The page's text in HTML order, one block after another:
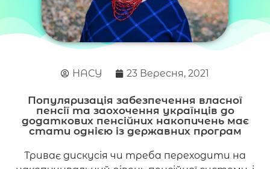
НАСУ 23 Вересня, 2021
Популяризація забезпечення власної
пенсії та заохочення українців до
додаткових пенсійних накопичень має
стати однією із державних програм
Триває дискусія чи треба переходити на